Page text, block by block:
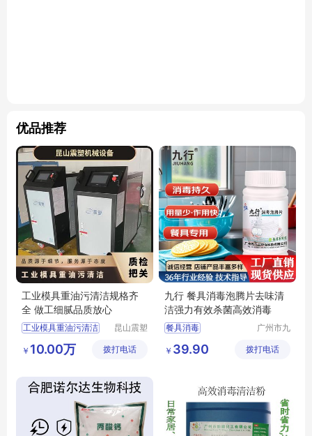
优品推荐
工业模具重油污清洁规格齐
全 做工细腻品质放心
工业模具重油污清洁
昆山震塑
有限公司
￥ 10.00万 拨打电话
九行 餐具消毒泡腾片去味清
洁强力有效杀菌高效消毒
餐具消毒
消毒泡腾片
高效杀菌
广州市九
技有限公
￥ 39.90 拨打电话